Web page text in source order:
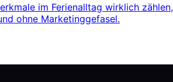
im Ferienalltag wirklich
ohne Marketinggefasel.